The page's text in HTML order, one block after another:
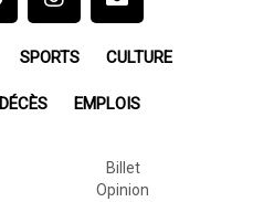
SPORTS CULTURE
DÉCÈS EMPLOIS
Billet
Opinion